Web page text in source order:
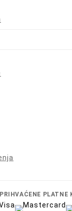
PRIHVAĆENE PLATNE